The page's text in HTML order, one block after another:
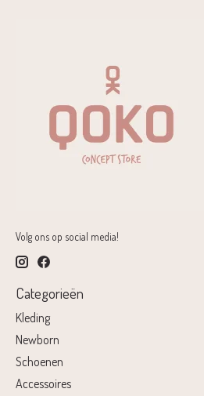
Volg ons op social media!
Categorieën
Kleding
Newborn
Schoenen
Accessoires